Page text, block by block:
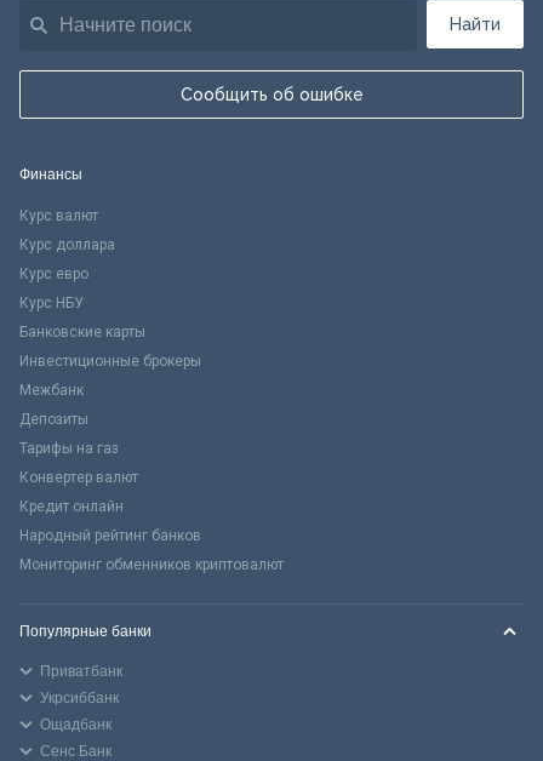
Найти
Сообщить об ошибке
Финансы
Курс валют
Курс доллара
Курс евро
Курс НБУ
Банковские карты
Инвестиционные брокеры
Межбанк
Депозиты
Тарифы на газ
Конвертер валют
Кредит онлайн
Народный рейтинг банков
Мониторинг обменников криптовалют
Популярные банки
Приватбанк
Укрсиббанк
Ощадбанк
Сенс Банк